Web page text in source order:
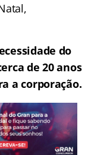
do
de 20 anos
a corporação.